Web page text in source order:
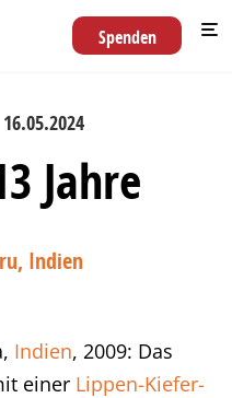
Spenden
16.05.2024
Jahre
Indien
Indien, 2009: Das
einer Lippen-Kiefer-